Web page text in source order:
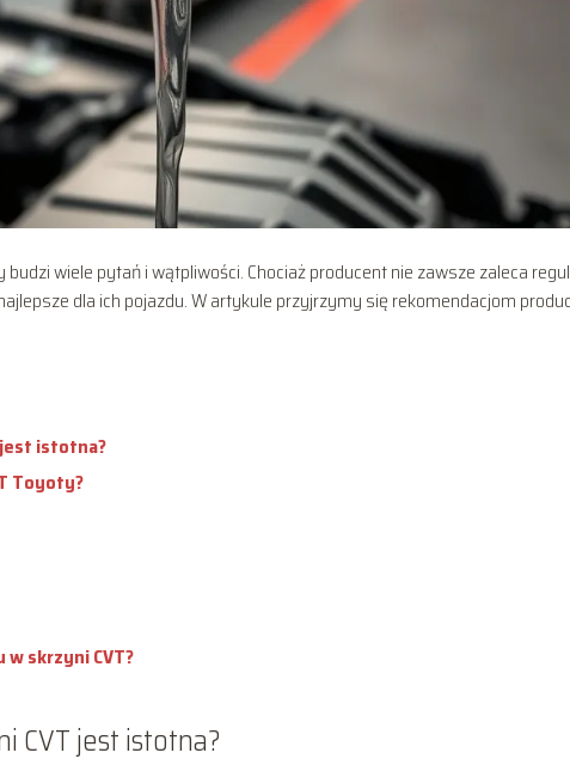
wiele pytań i wątpliwości. Chociaż producent nie zawsze zaleca
dla ich pojazdu. W artykule przyjrzymy się rekomendacjom
jest istotna?
Toyoty?
skrzyni CVT?
CVT jest istotna?